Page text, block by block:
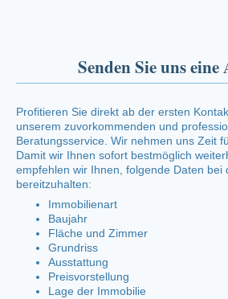
Senden Sie uns
Profitieren Sie direkt ab der ersten
unserem zuvorkommenden und
Beratungsservice. Wir nehmen uns Zeit
Damit wir Ihnen sofort bestmöglich
empfehlen wir Ihnen, folgende Daten bei
bereitzuhalten:
Immobilienart
Baujahr
Fläche und Zimmer
Grundriss
Ausstattung
Preisvorstellung
Lage der Immobilie